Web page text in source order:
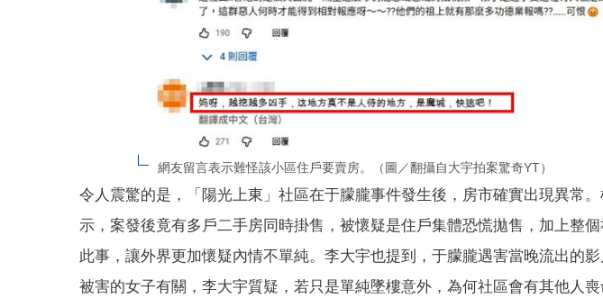
網友留言表示難怪該小區住戶要賣房。（圖／翻攝自大宇拍案驚奇YT）
令人震驚的是，「陽光上東」社區在于朦朧事件發生後，房市確實出現異常
示，案發後竟有多戶二手房同時掛售，被懷疑是住戶集體恐慌拋售，加上整
此事，讓外界更加懷疑內情不單純。李大宇也提到，于朦朧遇害當晚流出的
被害的女子有關，李大宇質疑，若只是單純墜樓意外，為何社區會有其他人